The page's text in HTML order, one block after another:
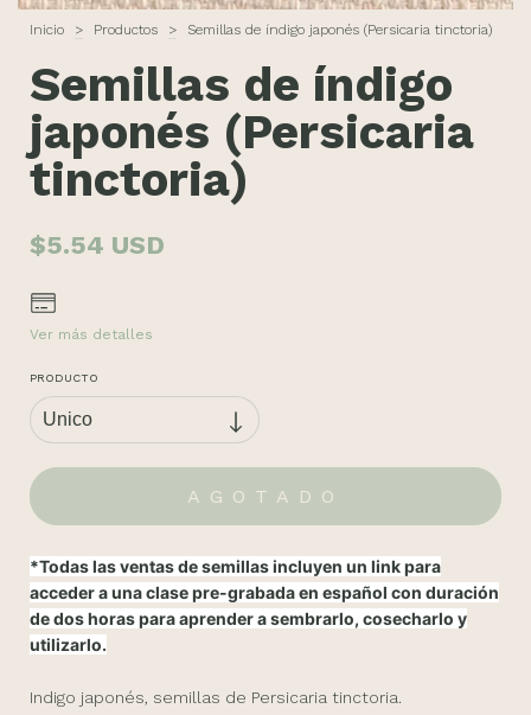
Inicio > Productos > Semillas de índigo japonés (Persicaria tinctoria)
Semillas de índigo
japonés (Persicaria
tinctoria)
$5.54 USD
Ver más detalles
PRODUCTO
*Todas las ventas de semillas incluyen un link para
acceder a una clase pre-grabada en español con duración
de dos horas para aprender a sembrarlo, cosecharlo y
utilizarlo.
Indigo japonés, semillas de Persicaria tinctoria.